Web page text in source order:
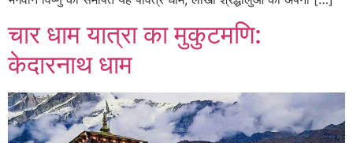
चार धाम यात्रा का मुकुटमणि:
केदारनाथ धाम